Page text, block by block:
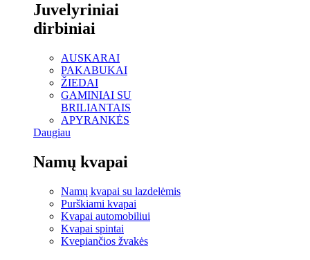
Juvelyriniai
dirbiniai
AUSKARAI
PAKABUKAI
ŽIEDAI
GAMINIAI SU
BRILIANTAIS
APYRANKĖS
Daugiau
Namų kvapai
Namų kvapai su lazdelėmis
Purškiami kvapai
Kvapai automobiliui
Kvapai spintai
Kvepiančios žvakės